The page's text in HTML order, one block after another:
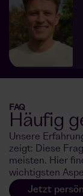
FAQ
Häufig
Unsere
zeigt: Diese
meisten. Hier
wichtigsten
Jetzt